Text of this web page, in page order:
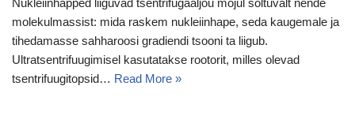
Nukleiinhapped liiguvad tsentrifugaaljõu mõjul sõltuvalt nende
molekulmassist: mida raskem nukleiinhape, seda kaugemale ja
tihedamasse sahharoosi gradiendi tsooni ta liigub.
Ultratsentrifuugimisel kasutatakse rootorit, milles olevad
tsentrifuugitopsid… Read More »